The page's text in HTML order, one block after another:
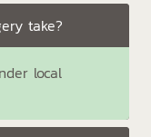
take?
local